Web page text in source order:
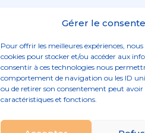
Gérer le
Pour offrir les meilleures expériences,
cookies pour stocker et/ou accéder aux
consentir à ces technologies nous
comportement de navigation ou les ID
ou de retirer son consentement peut
caractéristiques et fonctions.